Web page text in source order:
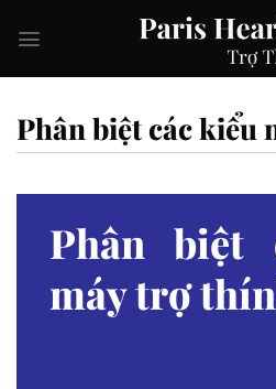
Phân biệt các kiểu
Phân biệt
máy trợ